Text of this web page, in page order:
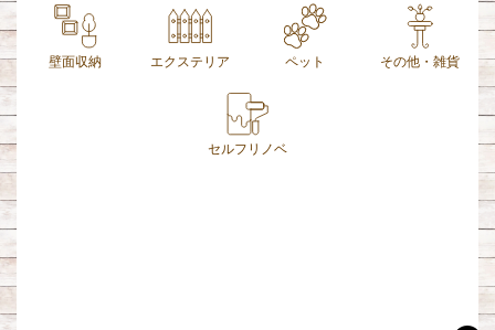
壁面収納 エクステリア ペット その他・雑貨
セルフリノベ